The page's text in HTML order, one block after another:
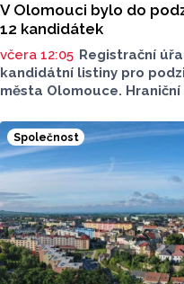
V Olomouci bylo do
12 kandidátek
včera 12:05 Registrační
kandidátní listiny pro
města Olomouce.
12 kandidátních listin.
Společnost